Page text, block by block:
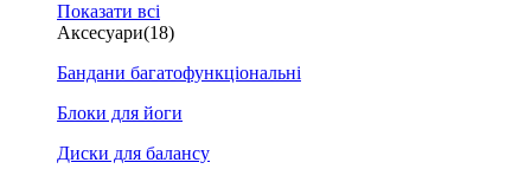
Показати всі
Аксесуари(18)
Бандани багатофункціональні
Блоки для йоги
Диски для балансу